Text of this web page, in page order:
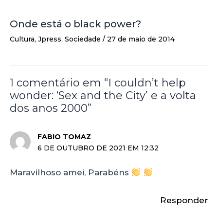
Onde está o black power?
Cultura, Jpress, Sociedade / 27 de maio de 2014
1 comentário em “I couldn’t help
wonder: ‘Sex and the City’ e a volta
dos anos 2000”
FABIO TOMAZ
6 DE OUTUBRO DE 2021 EM 12:32
Maravilhoso amei, Parabéns
Responder